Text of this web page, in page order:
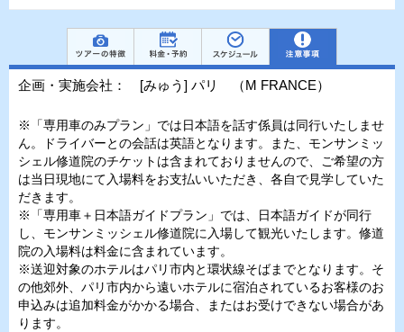
企画・実施会社： [みゅう] パリ （M FRANCE）
※「専用車のみプラン」では日本語を話す係員は同行いたしませ
ん。ドライバーとの会話は英語となります。また、モンサンミッ
シェル修道院のチケットは含まれておりませんので、ご希望の方
は当日現地にて入場料をお支払いいただき、各自で見学していた
だきます。
※「専用車＋日本語ガイドプラン」では、日本語ガイドが同行
し、モンサンミッシェル修道院に入場して観光いたします。修道
院の入場料は料金に含まれています。
※送迎対象のホテルはパリ市内と環状線そばまでとなります。そ
の他郊外、パリ市内から遠いホテルに宿泊されているお客様のお
申込みは追加料金がかかる場合、またはお受けできない場合があ
ります。